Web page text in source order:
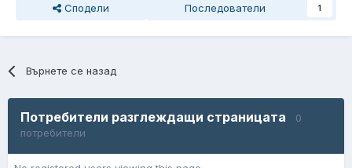
Сподели Последователи 1
Върнете се назад
Потребители разглеждащи страницата
0
потребители